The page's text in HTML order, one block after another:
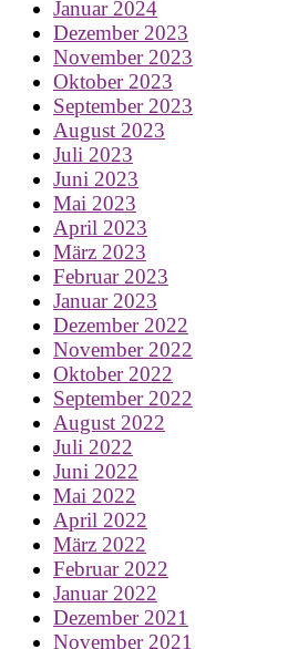
Januar 2024
Dezember 2023
November 2023
Oktober 2023
September 2023
August 2023
Juli 2023
Juni 2023
Mai 2023
April 2023
März 2023
Februar 2023
Januar 2023
Dezember 2022
November 2022
Oktober 2022
September 2022
August 2022
Juli 2022
Juni 2022
Mai 2022
April 2022
März 2022
Februar 2022
Januar 2022
Dezember 2021
November 2021